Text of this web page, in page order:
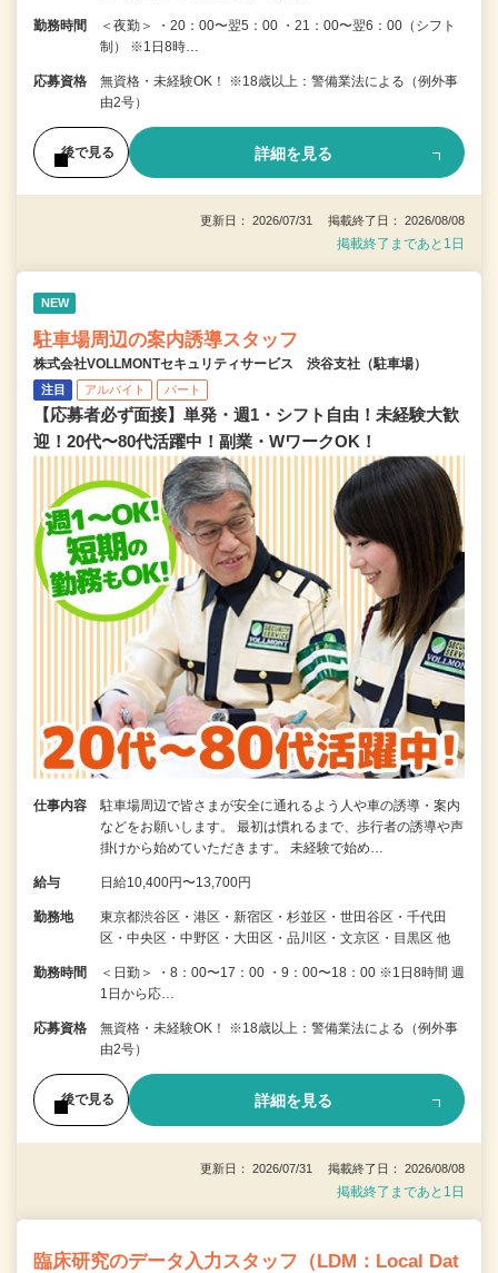
勤務時間
＜夜勤＞ ・20：00〜翌5：00 ・21：00〜翌6：00（シフト
制） ※1日8時…
応募資格
無資格・未経験OK！ ※18歳以上：警備業法による（例外事
由2号）
後で見る 詳細を見る
更新日： 2026/07/31 掲載終了日： 2026/08/08
掲載終了まであと1日
NEW
駐車場周辺の案内誘導スタッフ
株式会社VOLLMONTセキュリティサービス 渋谷支社（駐車場）
注目 アルバイト パート
【応募者必ず面接】単発・週1・シフト自由！未経験大歓
迎！20代〜80代活躍中！副業・WワークOK！
仕事内容
駐車場周辺で皆さまが安全に通れるよう人や車の誘導・案内
などをお願いします。 最初は慣れるまで、歩行者の誘導や声
掛けから始めていただきます。 未経験で始め…
給与 日給10,400円〜13,700円
勤務地
東京都渋谷区・港区・新宿区・杉並区・世田谷区・千代田
区・中央区・中野区・大田区・品川区・文京区・目黒区 他
勤務時間
＜日勤＞ ・8：00〜17：00 ・9：00〜18：00 ※1日8時間 週
1日から応…
応募資格
無資格・未経験OK！ ※18歳以上：警備業法による（例外事
由2号）
後で見る 詳細を見る
更新日： 2026/07/31 掲載終了日： 2026/08/08
掲載終了まであと1日
臨床研究のデータ入力スタッフ（LDM：Local Dat